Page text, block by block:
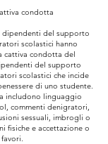
condotta
dipendenti del supporto
scolastici hanno
cattiva condotta del
del supporto
scolastici che incide
di uno studente.
includono linguaggio
commenti denigratori,
sessuali, imbrogli o
fisiche e accettazione o